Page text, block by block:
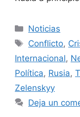
Categorías
Noticias
Etiquetas
Conflicto,
Internacional,
Política, Rusia,
Zelenskyy
Deja un